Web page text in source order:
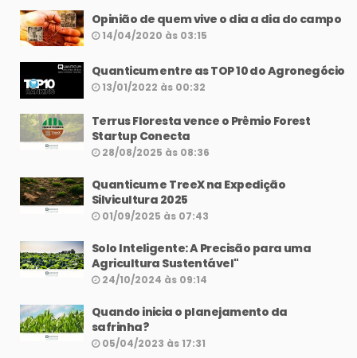
Opinião de quem vive o dia a dia do campo
14/04/2020 às 03:15
Quanticum entre as TOP 10 do Agronegócio
13/01/2022 às 00:32
Terrus Floresta vence o Prêmio Forest
Startup Conecta
28/08/2025 às 08:36
Quanticum e TreeX na Expedição
Silvicultura 2025
01/09/2025 às 07:43
Solo Inteligente: A Precisão para uma
Agricultura Sustentável"
24/10/2024 às 09:14
Quando inicia o planejamento da
safrinha?
05/04/2023 às 17:31